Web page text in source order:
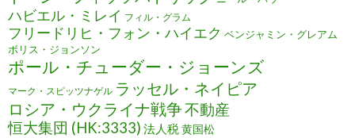
ハビエル・ミレイ フィル・グラム
フリードリヒ・フォン・ハイエク ベンジャミン・グレアム
ボリス・ジョンソン
ポール・チューダー・ジョーンズ
マーク・スピッツナゲル ラッセル・ネイピア
ロシア・ウクライナ戦争不動産
恒大集団 (HK:3333) 法人税黄国松